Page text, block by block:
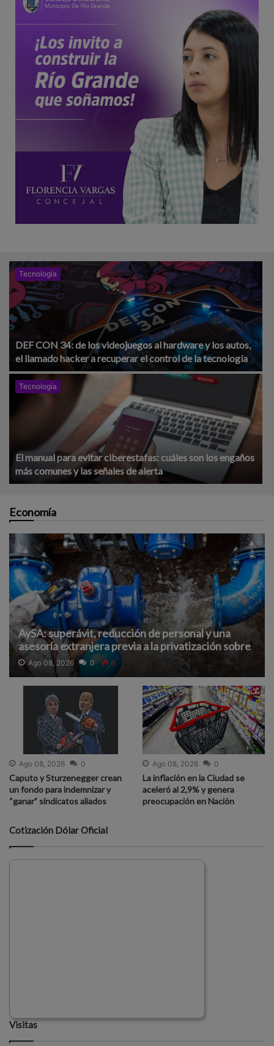
Tecnología
DEF CON 34: de los videojuegos al hardware y los autos,
el llamado hacker a recuperar el control de la tecnología
Tecnología
El manual para evitar ciberestafas: cuáles son los engaños
más comunes y las señales de alerta
Economía
AySA: superávit, reducción de personal y una
asesoría extranjera previa a la privatización sobre
la que hay pocos detalles
Ago 08, 2026 0 0
Ago 08, 2026 0
Caputo y Sturzenegger crean
un fondo para indemnizar y
“ganar” sindicatos aliados
Ago 08, 2026 0
La inflación en la Ciudad se
aceleró al 2,9% y genera
preocupación en Nación
Cotización Dólar Oficial
Visitas